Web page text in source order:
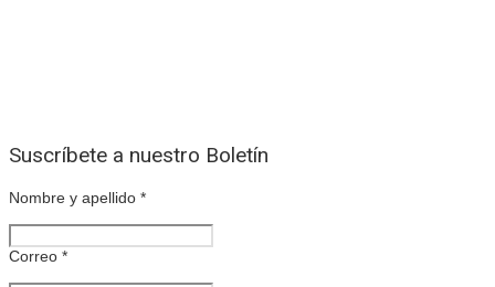
Suscríbete a nuestro Boletín
Nombre y apellido *
Correo *